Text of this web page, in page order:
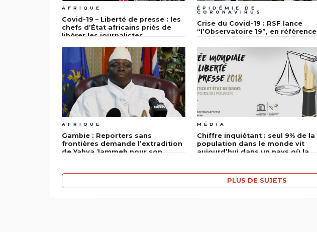
AFRIQUE
Covid-19 – Liberté de presse : les
chefs d’État africains priés de
libérer les journalistes
ÉPIDÉMIE DE
CORONAVIRUS
Crise du Covid-19 : RSF lance
“l’Observatoire 19”, en référence
universelle
AFRIQUE
Gambie : Reporters sans
frontières demande l’extradition
de Yahya Jammeh pour son
MÉDIA
Chiffre inquiétant : seul 9% de la
population dans le monde vit
aujourd’hui dans un pays où la
PLUS DE SUJETS